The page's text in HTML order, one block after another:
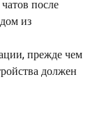
после
из
прежде чем
должен